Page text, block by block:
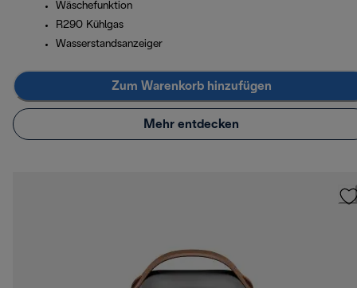
Wäschefunktion
R290 Kühlgas
Wasserstandsanzeiger
Zum Warenkorb hinzufügen
Mehr entdecken